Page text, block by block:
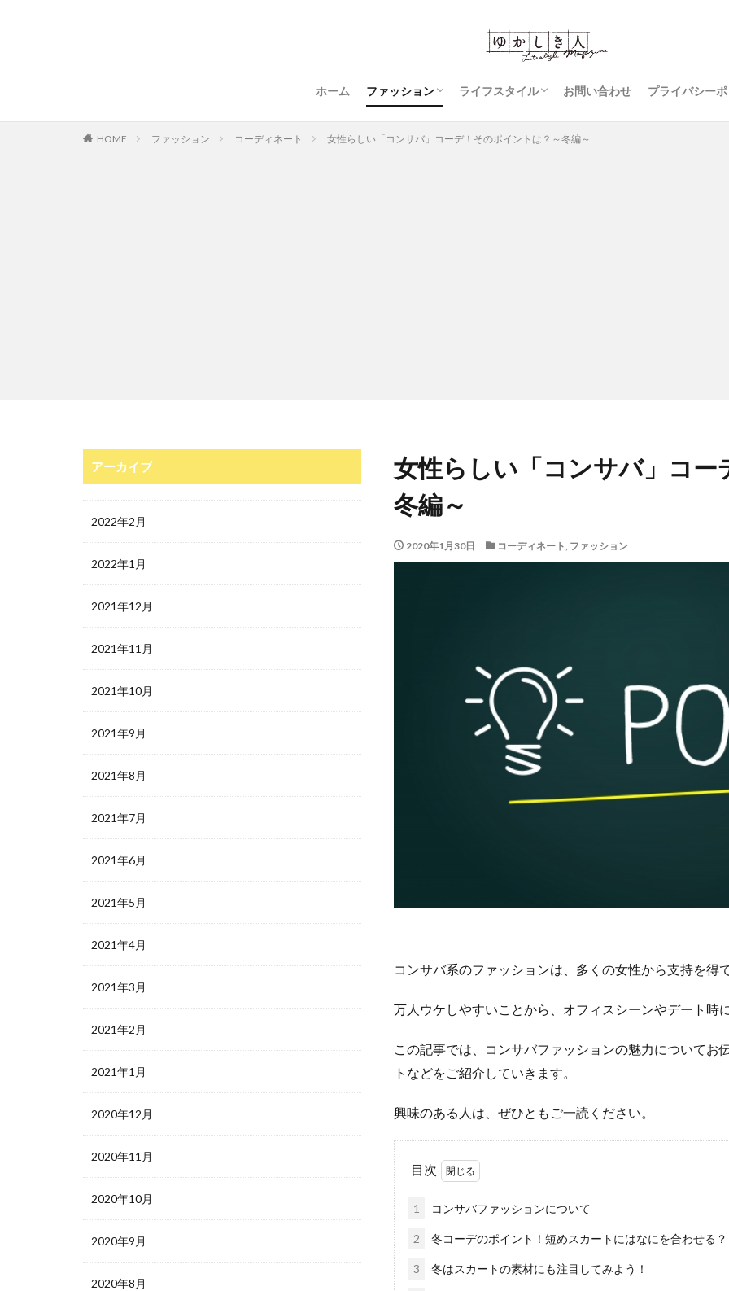
ホーム ファッション
コーディネート
ジーンズ
スカート
レディースファッション
豆知識
アウター
ライフスタイル
衣類のお手入れ
裁縫
お問い合わせ プライバシー
HOME ファッション コーディネート 女性らしい「コンサバ」コーデ！そのポイントは？～冬編～
女性らしい「コンサバ」コ
冬編～
2020年1月30日 コーディネート, ファッション
コンサバ系のファッションは、多くの女性から支持を得
万人ウケしやすいことから、オフィスシーンやデート時
この記事では、コンサバファッションの魅力について
トなどをご紹介していきます。
興味のある人は、ぜひともご一読ください。
目次
1 コンサバファッションについて
2 冬コーデのポイント！短めスカートにはなにを合わせる？
3 冬はスカートの素材にも注目してみよう！
アーカイブ
2022年2月
2022年1月
2021年12月
2021年11月
2021年10月
2021年9月
2021年8月
2021年7月
2021年6月
2021年5月
2021年4月
2021年3月
2021年2月
2021年1月
2020年12月
2020年11月
2020年10月
2020年9月
2020年8月